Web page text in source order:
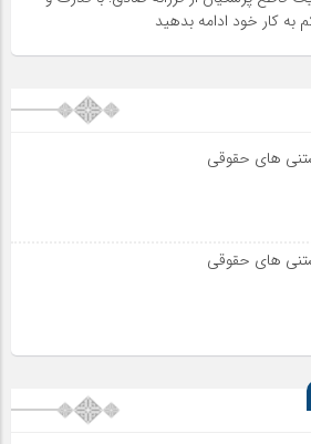
به کار خود ادامه بدهید
های حقوقی
های حقوقی